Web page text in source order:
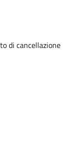
di cancellazione